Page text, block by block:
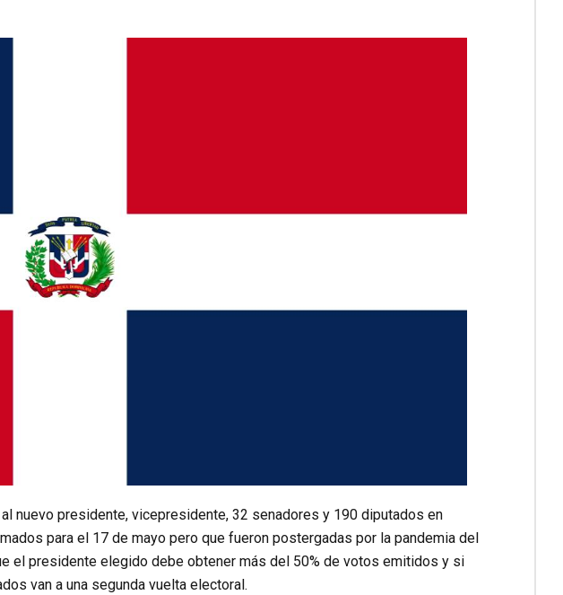
nuevo presidente, vicepresidente, 32 senadores y 190 diputados en
para el 17 de mayo pero que fueron postergadas por la pandemia del
el presidente elegido debe obtener más del 50% de votos emitidos y si
van a una segunda vuelta electoral.